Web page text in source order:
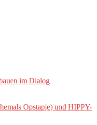
im Dialog
Opstapje) und HIPPY-